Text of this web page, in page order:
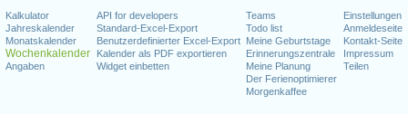
Kalkulator
Jahreskalender
Monatskalender
Wochenkalender
Angaben
API for developers
Standard-Excel-Export
Benutzerdefinierter Excel-Export
Kalender als PDF exportieren
Widget einbetten
Teams
Todo list
Meine Geburtstage
Erinnerungszentrale
Meine Planung
Der Ferienoptimierer
Morgenkaffee
Einstellungen
Anmeldeseite
Kontakt-Seite
Impressum
Teilen